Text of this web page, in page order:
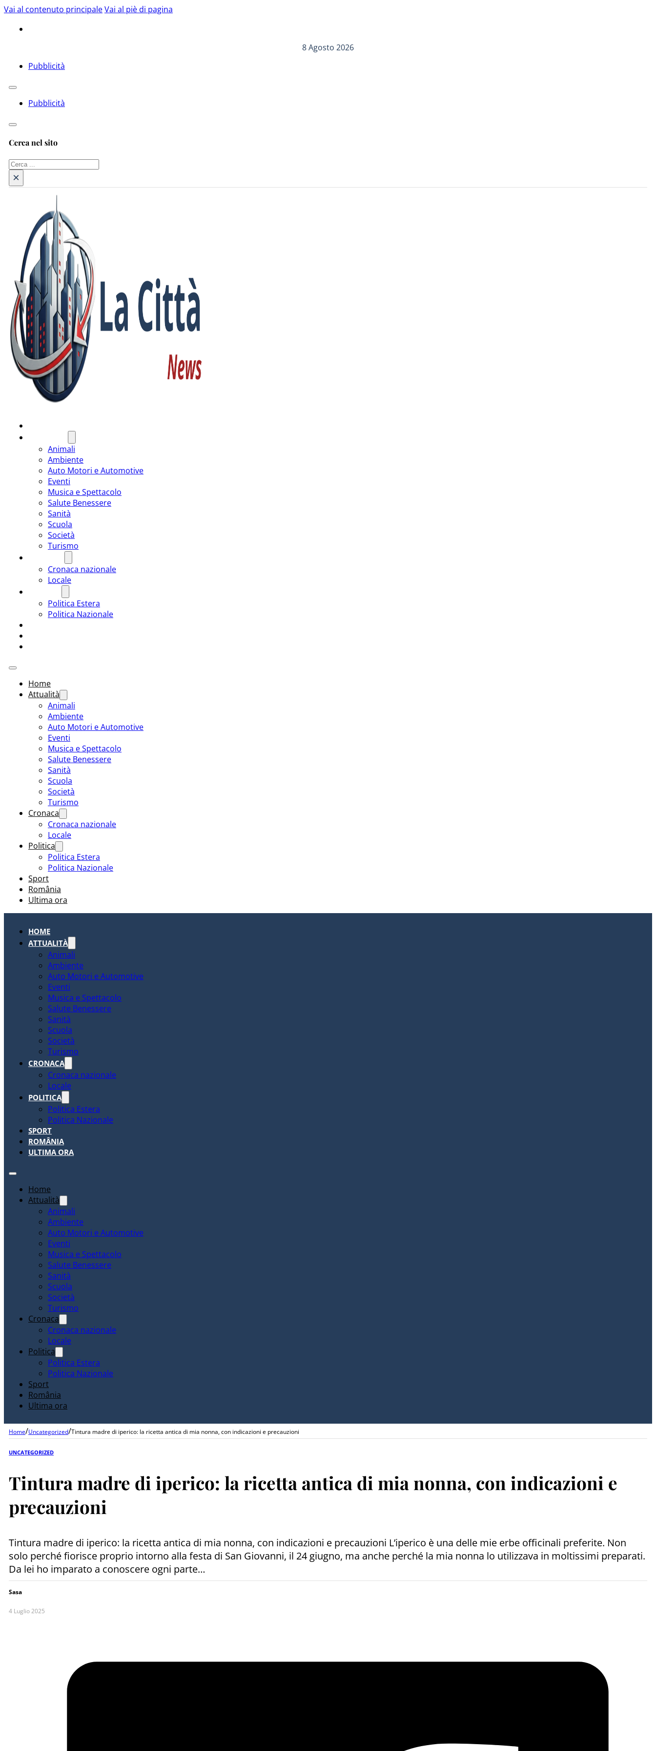
Vai al contenuto principaleVai al piè di pagina
8 Agosto 2026
Pubblicità
Pubblicità
Cerca nel sito
Cerca
×
Animali
Ambiente
Auto Motori e Automotive
Eventi
Musica e Spettacolo
Salute Benessere
Sanità
Scuola
Società
Turismo
Cronaca nazionale
Locale
Politica Estera
Politica Nazionale
Home
Attualità
Animali
Ambiente
Auto Motori e Automotive
Eventi
Musica e Spettacolo
Salute Benessere
Sanità
Scuola
Società
Turismo
Cronaca
Cronaca nazionale
Locale
Politica
Politica Estera
Politica Nazionale
Sport
România
Ultima ora
HOME
ATTUALITÀ
Animali
Ambiente
Auto Motori e Automotive
Eventi
Musica e Spettacolo
Salute Benessere
Sanità
Scuola
Società
Turismo
CRONACA
Cronaca nazionale
Locale
POLITICA
Politica Estera
Politica Nazionale
SPORT
ROMÂNIA
ULTIMA ORA
Home
Attualità
Animali
Ambiente
Auto Motori e Automotive
Eventi
Musica e Spettacolo
Salute Benessere
Sanità
Scuola
Società
Turismo
Cronaca
Cronaca nazionale
Locale
Politica
Politica Estera
Politica Nazionale
Sport
România
Ultima ora
Home/Uncategorized/Tintura madre di iperico: la ricetta antica di mia nonna, con indicazioni e precauzioni
UNCATEGORIZED
Tintura madre di iperico: la ricetta antica di mia nonna, con indicazioni e
precauzioni
Tintura madre di iperico: la ricetta antica di mia nonna, con indicazioni e precauzioni L’iperico è una delle mie erbe officinali preferite. Non
solo perché fiorisce proprio intorno alla festa di San Giovanni, il 24 giugno, ma anche perché la mia nonna lo utilizzava in moltissimi preparati.
Da lei ho imparato a conoscere ogni parte…
Sasa
4 Luglio 2025